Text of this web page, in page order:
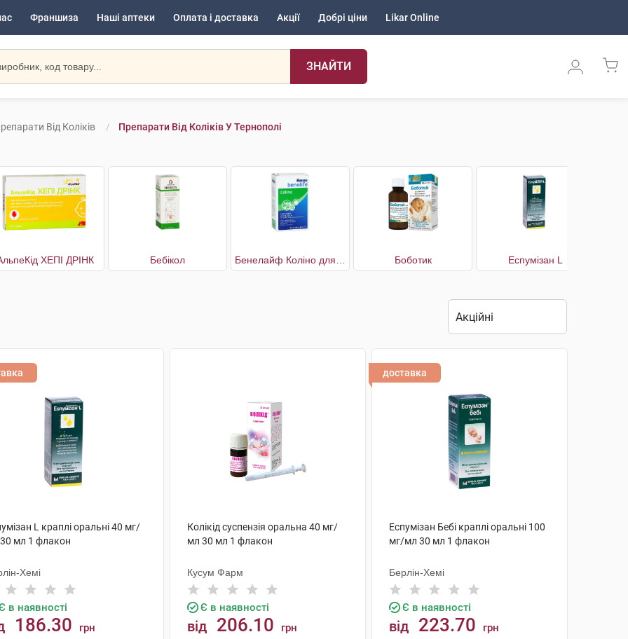
Франшиза Наші аптеки Оплата і доставка Акції Добрі ціни Likar Online
ЗНАЙТИ
Від Коліків Препарати Від Коліків У Тернополі
ХЕПІ ДРІНК Бебікол Боботик Еспумізан L
L краплі оральні 40 мг/
мл 1 флакон
Хемі
в наявності
186.30 грн
Колікід суспензія оральна 40 мг/
мл 30 мл 1 флакон
Кусум Фарм
Є в наявності
від 206.10 грн
доставка
Еспумізан Бебі краплі оральні 100
мг/мл 30 мл 1 флакон
Берлін-Хемі
Є в наявності
від 223.70 грн